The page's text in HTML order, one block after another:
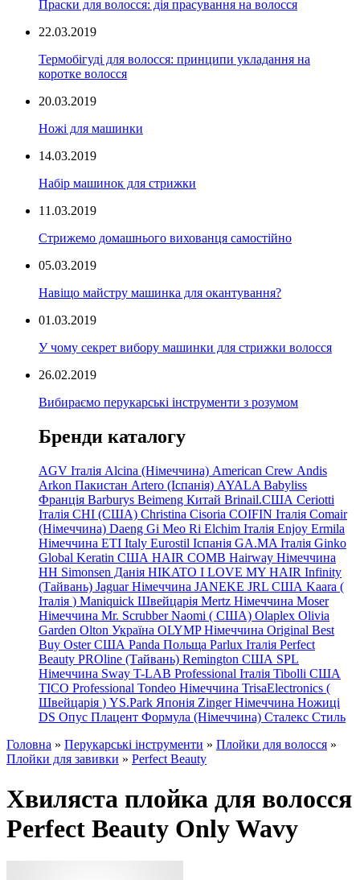
Праски для волосся: дія прасування на волосся
22.03.2019
Термобігуді для волосся: принципи укладання на
коротке волосся
20.03.2019
Ножі для машинки
14.03.2019
Набір машинок для стрижки
11.03.2019
Стрижемо домашнього вихованця самостійно
05.03.2019
Навіщо майстру машинка для окантування?
01.03.2019
У чому секрет вибору машинки для стрижки волосся
26.02.2019
Вибираємо перукарські інструменти з розумом
Бренди каталогу
AGV Італія Alcina (Німеччина) American Crew Andis
Arkon Пакистан Artero (Іспанія) AYALA Babyliss
Франція Barburys Beimeng Китай Brinail.США Ceriotti
Італія CHI (США) Christina Cisoria COIFIN Італія Comair
(Німеччина) Daeng Gi Meo Ri Elchim Італія Enjoy Ermila
Німеччина ETI Italy Eurostil Іспанія GA.MA Італія Ginko
Global Keratin США HAIR COMB Hairway Німеччина
HH Simonsen Данія HIKATO I LOVE MY HAIR Infinity
(Тайвань) Jaguar Німеччина JANEKE JRL США Kaara (
Італія ) Maniquick Швейцарія Mertz Німеччина Moser
Німеччина Mr. Scrubber Naomi ( США) Olaplex Olivia
Garden Olton Україна OLYMP Німеччина Original Best
Buy Oster США Panda Польща Parlux Італія Perfect
Beauty PROline (Тайвань) Remington США SPL
Німеччина Sway T-LAB Professional Італія Tibolli США
TICO Professional Tondeo Німеччина TrisaElectronics (
Швейцарія ) YS.Park Японія Zinger Німеччина Ножиці
DS Опус Плацент Формула (Німеччина) Сталекс Стиль
Головна » Перукарські інструменти » Плойки для волосся »
Плойки для завивки » Perfect Beauty
Хвиляста плойка для волосся
Perfect Beauty Only Wavy